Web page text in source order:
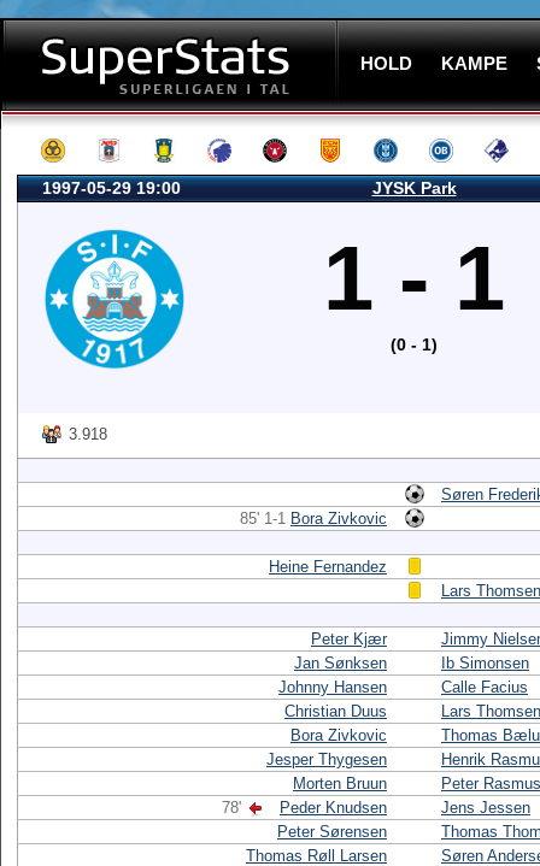
HOLD KAMPE
1997-05-29 19:00 JYSK Park
1 - 1
(0 - 1)
3.918
Søren
85' 1-1 Bora Zivkovic
Heine Fernandez
Lars Thomsen
Peter Kjær
Jimmy
Jan Sønksen
Ib Simonsen
Johnny Hansen
Calle Facius
Christian Duus
Lars Thomsen
Bora Zivkovic
Thomas
Jesper Thygesen
Henrik
Morten Bruun
Peter
78'
Peder Knudsen
Jens Jessen
Peter Sørensen
Thomas
Thomas Røll Larsen
Søren